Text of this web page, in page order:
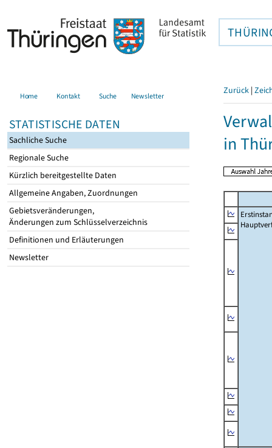
Home Kontakt Suche Newsletter
STATISTISCHE DATEN
Sachliche Suche
Regionale Suche
Kürzlich bereitgestellte Daten
Allgemeine Angaben, Zuordnungen
Gebietsveränderungen,
Änderungen zum Schlüsselverzeichnis
Definitionen und Erläuterungen
Newsletter
Zurück |
in